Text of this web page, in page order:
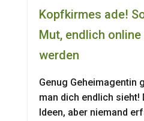
Kopfkirmes ade!
Mut, endlich
werden
Genug Geheimagentin
man dich endlich
Ideen, aber niemand